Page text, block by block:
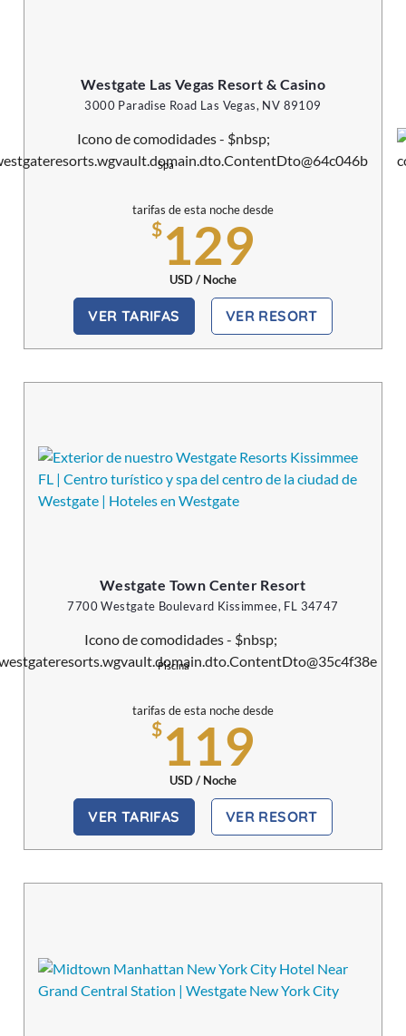
Westgate Las Vegas Resort & Casino
3000 Paradise Road Las Vegas, NV 89109
Spa
tarifas de esta noche desde
$129
USD / Noche
VER TARIFAS VER RESORT
Westgate Town Center Resort
7700 Westgate Boulevard Kissimmee, FL 34747
Piscina
tarifas de esta noche desde
$119
USD / Noche
VER TARIFAS VER RESORT